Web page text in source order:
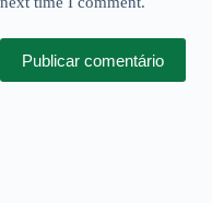
Publicar comentário